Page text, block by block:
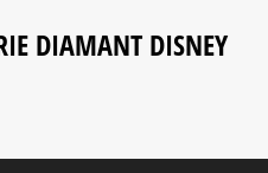
DIAMANT DISNEY